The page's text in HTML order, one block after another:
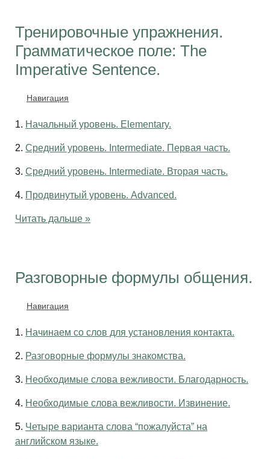
Тренировочные упражнения.
Грамматическое поле: The
Imperative Sentence.
Навигация
1. Начальный уровень. Elementary.
2. Средний уровень. Intermediate. Первая часть.
3. Средний уровень. Intermediate. Вторая часть.
4. Продвинутый уровень. Advanced.
Читать дальше »
Разговорные формулы общения.
Навигация
1. Начинаем со слов для установления контакта.
2. Разговорные формулы знакомства.
3. Необходимые слова вежливости. Благодарность.
4. Необходимые слова вежливости. Извинение.
5. Четыре варианта слова “пожалуйста” на
английском языке.